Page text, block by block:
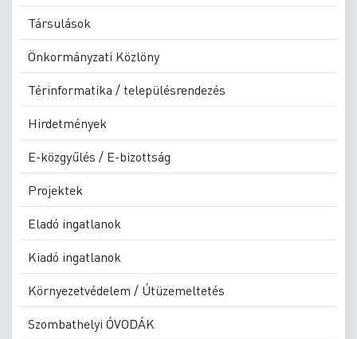
Társulások
Önkormányzati Közlöny
Térinformatika / településrendezés
Hirdetmények
E-közgyűlés / E-bizottság
Projektek
Eladó ingatlanok
Kiadó ingatlanok
Környezetvédelem / Útüzemeltetés
Szombathelyi ÓVODÁK